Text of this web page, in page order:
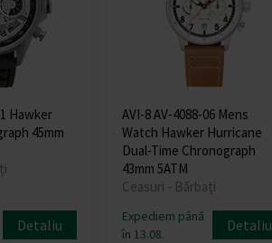
Hawker
45mm
Detaliu
AVI-8 AV-4088-06 Mens
Watch Hawker Hurricane
Dual-Time Chronograph
43mm 5ATM
Ceasuri - Bărbați
Expediem până
în 13.08.
Detaliu